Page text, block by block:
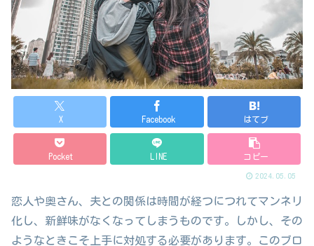
X Facebook はてブ
Pocket LINE コピー
2024.05.05
恋人や奥さん、夫との関係は時間が経つにつれてマンネリ
化し、新鮮味がなくなってしまうものです。しかし、その
ようなときこそ上手に対処する必要があります。このブロ